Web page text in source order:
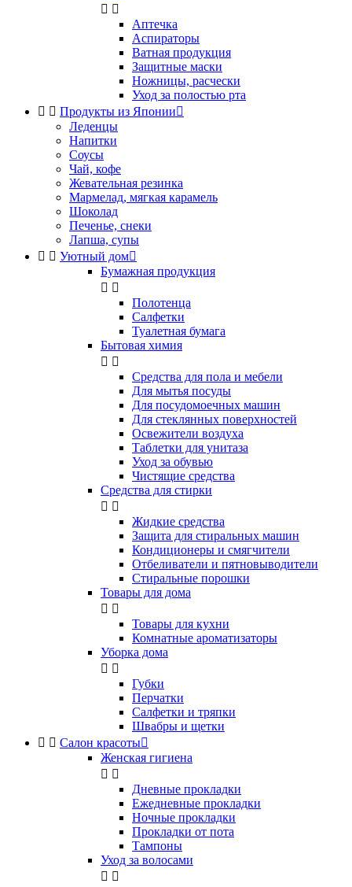
 
Аптечка
Аспираторы
Ватная продукция
Защитные маски
Ножницы, расчески
Уход за полостью рта
  Продукты из Японии
Леденцы
Напитки
Соусы
Чай, кофе
Жевательная резинка
Мармелад, мягкая карамель
Шоколад
Печенье, снеки
Лапша, супы
  Уютный дом
Бумажная продукция
 
Полотенца
Салфетки
Туалетная бумага
Бытовая химия
 
Cредства для пола и мебели
Для мытья посуды
Для посудомоечных машин
Для стеклянных поверхностей
Освежители воздуха
Таблетки для унитаза
Уход за обувью
Чистящие средства
Средства для стирки
 
Жидкие средства
Защита для стиральных машин
Кондиционеры и смягчители
Отбеливатели и пятновыводители
Стиральные порошки
Товары для дома
 
Товары для кухни
Комнатные ароматизаторы
Уборка дома
 
Губки
Перчатки
Салфетки и тряпки
Швабры и щетки
  Салон красоты
Женская гигиена
 
Дневные прокладки
Ежедневные прокладки
Ночные прокладки
Прокладки от пота
Тампоны
Уход за волосами
 